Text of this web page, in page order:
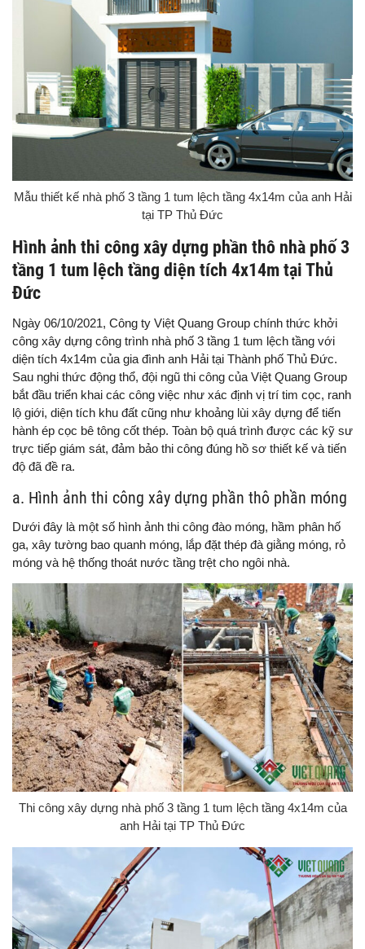
Mẫu thiết kế nhà phố 3 tầng 1 tum lệch tầng 4x14m của anh Hải
tại TP Thủ Đức
Hình ảnh thi công xây dựng phần thô nhà phố 3
tầng 1 tum lệch tầng diện tích 4x14m tại Thủ
Đức
Ngày 06/10/2021, Công ty Việt Quang Group chính thức khởi
công xây dựng công trình nhà phố 3 tầng 1 tum lệch tầng với
diện tích 4x14m của gia đình anh Hải tại Thành phố Thủ Đức.
Sau nghi thức động thổ, đội ngũ thi công của Việt Quang Group
bắt đầu triển khai các công việc như xác định vị trí tim cọc, ranh
lộ giới, diện tích khu đất cũng như khoảng lùi xây dựng để tiến
hành ép cọc bê tông cốt thép. Toàn bộ quá trình được các kỹ sư
trực tiếp giám sát, đảm bảo thi công đúng hồ sơ thiết kế và tiến
độ đã đề ra.
a. Hình ảnh thi công xây dựng phần thô phần móng
Dưới đây là một số hình ảnh thi công đào móng, hầm phân hố
ga, xây tường bao quanh móng, lắp đặt thép đà giằng móng, rỏ
móng và hệ thống thoát nước tầng trệt cho ngôi nhà.
Thi công xây dựng nhà phố 3 tầng 1 tum lệch tầng 4x14m của
anh Hải tại TP Thủ Đức